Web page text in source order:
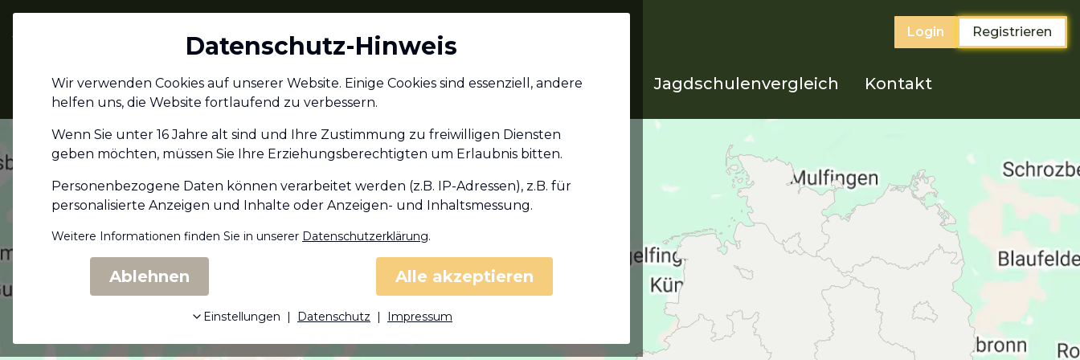
Login Registrieren
Alle Infos zum
Jagdschein
Jagdschein in deinem
Bundesland
Jagdschulenvergleich Kontakt
Datenschutz-Hinweis
Wir verwenden Cookies auf unserer Website. Einige Cookies sind essenziell, andere
helfen uns, die Website fortlaufend zu verbessern.
Wenn Sie unter 16 Jahre alt sind und Ihre Zustimmung zu freiwilligen Diensten
geben möchten, müssen Sie Ihre Erziehungs­berechtigten um Erlaubnis bitten.
Personenbezogene Daten können verarbeitet werden (z.B. IP-Adressen), z.B. für
personalisierte Anzeigen und Inhalte oder Anzeigen- und Inhaltsmessung.
Weitere Informationen finden Sie in unserer Datenschutzerklärung.
Ablehnen Alle akzeptieren
Einstellungen | Datenschutz | Impressum